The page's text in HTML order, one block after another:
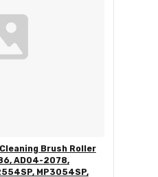
Brush Roller
AD04-2078,
MP3054SP,